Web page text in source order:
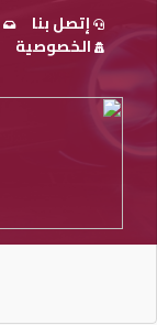
إتصل بنا
الخصوصية